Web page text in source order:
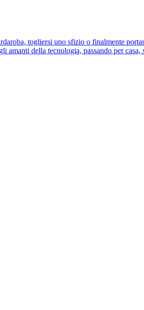
togliersi uno sfizio o finalmente
della tecnologia, passando per